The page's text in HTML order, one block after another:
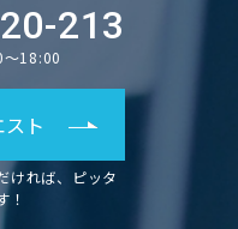
213
～18:00
ト
ければ、ピッタ
！